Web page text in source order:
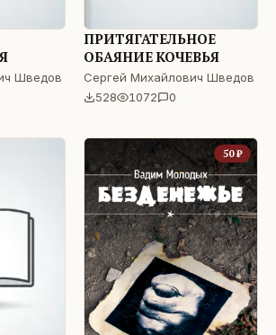
Шведов
ПРИТЯГАТЕЛЬНОЕ
ОБАЯНИЕ КОЧЕВЬЯ
Сергей Михайлович Шведов
528
1072 0
50₽